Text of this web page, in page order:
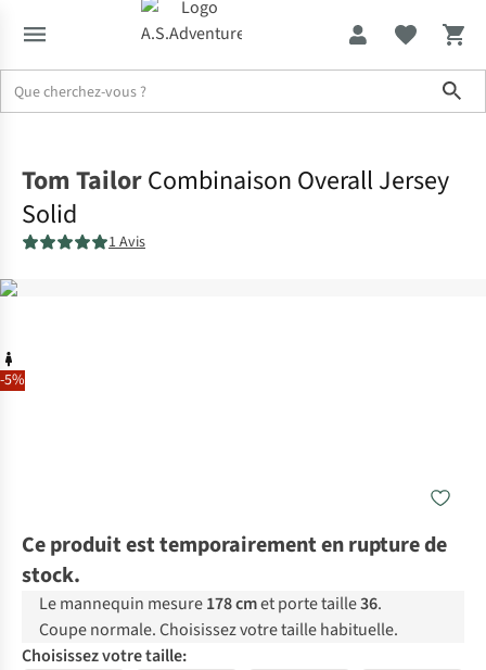
-5%
Tom TailorCombinaison Overall Jersey
Solid
1 Avis
Ce produit est temporairement en rupture de
stock.
Le mannequin mesure178 cmet porte taille36.
Coupe normale. Choisissez votre taille habituelle.
Choisissez votre taille: